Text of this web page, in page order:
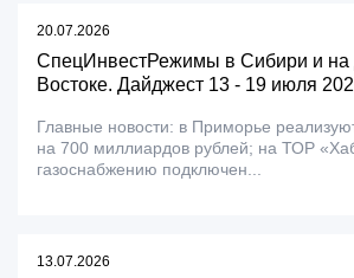
20.07.2026
СпецИнвестРежимы в Сибири и на
Востоке. Дайджест 13 - 19 июля
Главные новости: в Приморье
на 700 миллиардов рублей; на ТОР
газоснабжению подключен...
13.07.2026